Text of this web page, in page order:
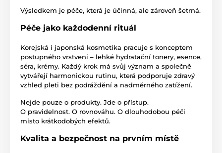
Výsledkem je péče, která je účinná, ale zároveň šetrná.
Péče jako každodenní rituál
Korejská i japonská kosmetika pracuje s konceptem
postupného vrstvení – lehké hydratační tonery, esence,
séra, krémy. Každý krok má svůj význam a společně
vytvářejí harmonickou rutinu, která podporuje zdravý
vzhled pleti bez podráždění a nadměrného zatížení.
Nejde pouze o produkty. Jde o přístup.
O pravidelnost. O rovnováhu. O dlouhodobou péči
místo krátkodobých efektů.
Kvalita a bezpečnost na prvním místě